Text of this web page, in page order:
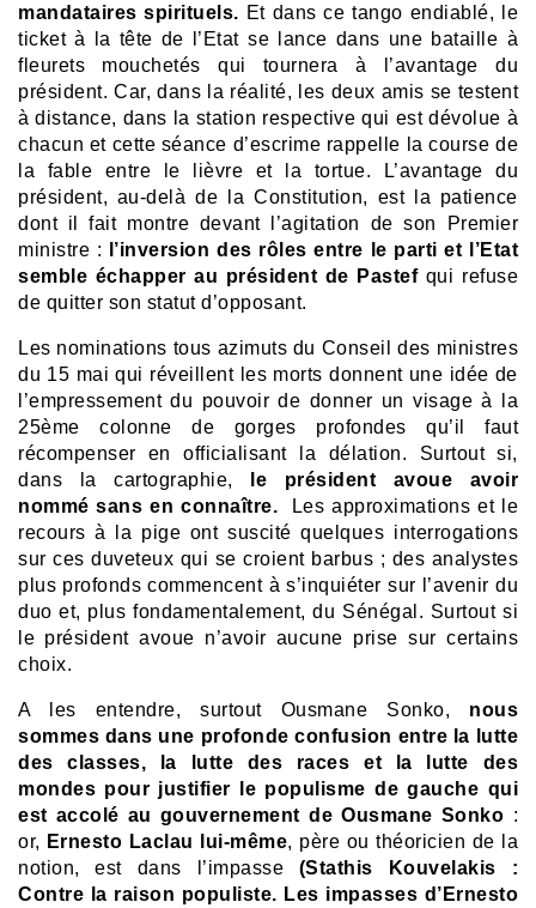
mandataires spirituels. Et dans ce tango endiablé, le
ticket à la tête de l’Etat se lance dans une bataille à
fleurets mouchetés qui tournera à l’avantage du
président. Car, dans la réalité, les deux amis se testent
à distance, dans la station respective qui est dévolue à
chacun et cette séance d’escrime rappelle la course de
la fable entre le lièvre et la tortue. L’avantage du
président, au-delà de la Constitution, est la patience
dont il fait montre devant l’agitation de son Premier
ministre :
l’inversion des rôles entre le parti et l’Etat
semble échapper au président de Pastef qui refuse
de quitter son statut d’opposant.
Les nominations tous azimuts du Conseil des ministres
du 15 mai qui réveillent les morts donnent une idée de
l’empressement du pouvoir de donner un visage à la
25ème colonne de gorges profondes qu’il faut
récompenser en officialisant la délation. Surtout si,
dans la cartographie,
le président avoue avoir
nommé sans en connaître.
Les approximations et le
recours à la pige ont suscité quelques interrogations
sur ces duveteux qui se croient barbus ; des analystes
plus profonds commencent à s’inquiéter sur l’avenir du
duo et, plus fondamentalement, du Sénégal. Surtout si
le président avoue n’avoir aucune prise sur certains
choix.
A les entendre, surtout Ousmane Sonko, nous
sommes dans une profonde confusion entre la lutte
des classes, la l utte des races et la l utte des
mondes pour justifier le populisme de gauche qui
est accolé au gouvernement de Ousmane Sonko :
or, Ernesto Laclau lui-même, père ou théoricien de la
notion, est dans l’impasse (Stathis Kouvelakis :
Contre la raison populiste. Les impasses d’Ernesto